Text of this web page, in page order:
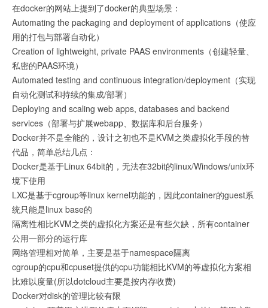
在docker的网站上提到了docker的典型场景：
Automating the packaging and deployment of applications（使应
用的打包与部署自动化）
Creation of lightweight, private PAAS environments（创建轻量、
私密的PAAS环境）
Automated testing and continuous integration/deployment（实现
自动化测试和持续的集成/部署）
Deploying and scaling web apps, databases and backend
services（部署与扩展webapp、数据库和后台服务）
Docker并不是全能的，设计之初也不是KVM之类虚拟化手段的替
代品，简单总结几点：
Docker是基于Linux 64bit的，无法在32bit的linux/Windows/unix环
境下使用
LXC是基于cgroup等linux kernel功能的，因此container的guest系
统只能是linux base的
隔离性相比KVM之类的虚拟化方案还是有些欠缺，所有container
公用一部分的运行库
网络管理相对简单，主要是基于namespace隔离
cgroup的cpu和cpuset提供的cpu功能相比KVM的等虚拟化方案相
比难以度量(所以dotcloud主要是按内存收费)
Docker对disk的管理比较有限